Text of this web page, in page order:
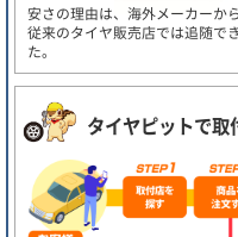
安さの理由は、海外メーカーか
従来のタイヤ販売店では追随で
た。
タイヤピットで取